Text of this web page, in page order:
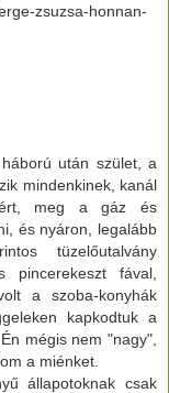
zsuzsa-honnan-
után szület, a
mindenkinek, kanál
meg a gáz és
és nyáron, legalább
tüzelőutalvány
pincerekeszt fával,
a szoba-konyhák
kapkodtuk a
mégis nem "nagy",
a miénket.
állapotoknak csak